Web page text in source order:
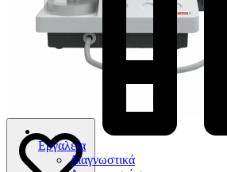
Εργαλεία
Διαγνωστικά